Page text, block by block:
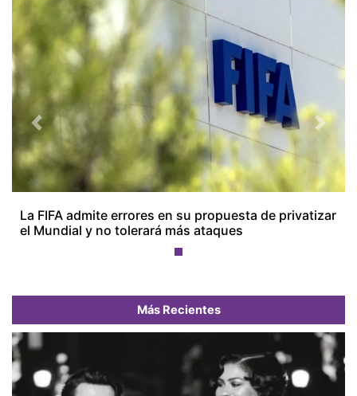
La FIFA admite errores en su propuesta de privatizar
el Mundial y no tolerará más ataques
Previous Next
Más Recientes